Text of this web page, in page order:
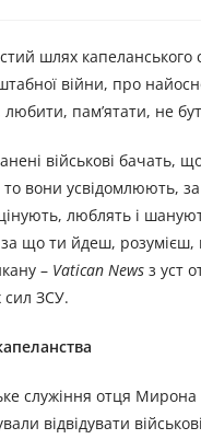
шлях капеланського
війни, про
любити, пам’ятати, не
військові бачать,
вони усвідомлюють,
люблять і
що ти йдеш, розумієш,
– Vatican News з уст
ЗСУ.
служіння отця Мирона
відвідувати